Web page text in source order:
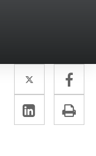
Twitter
Enlace
a
una
a
Linkedin
Enlace
a